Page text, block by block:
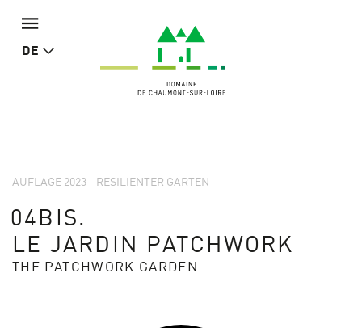
DE
AUFLAGE 2023 - RESILIENTER GARTEN
04BIS.
LE JARDIN PATCHWORK
THE PATCHWORK GARDEN